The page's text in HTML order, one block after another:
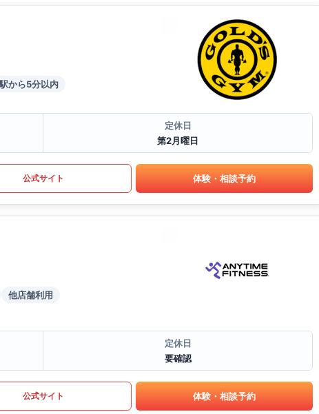
駅から5分以内
定休日
第2月曜日
公式サイト 体験・相談予約
他店舗利用
定休日
要確認
公式サイト 体験・相談予約